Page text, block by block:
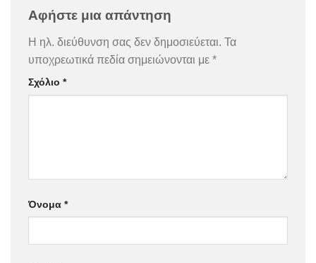
Αφήστε μια απάντηση
Η ηλ. διεύθυνση σας δεν δημοσιεύεται. Τα
υποχρεωτικά πεδία σημειώνονται με *
Σχόλιο *
Όνομα *